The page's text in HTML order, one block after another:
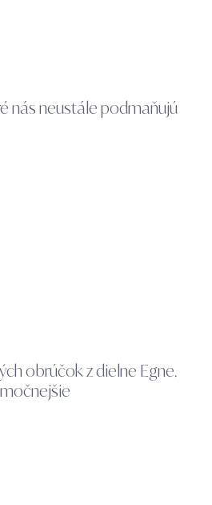
nás neustále podmaňujú
obrúčok z dielne Egne.